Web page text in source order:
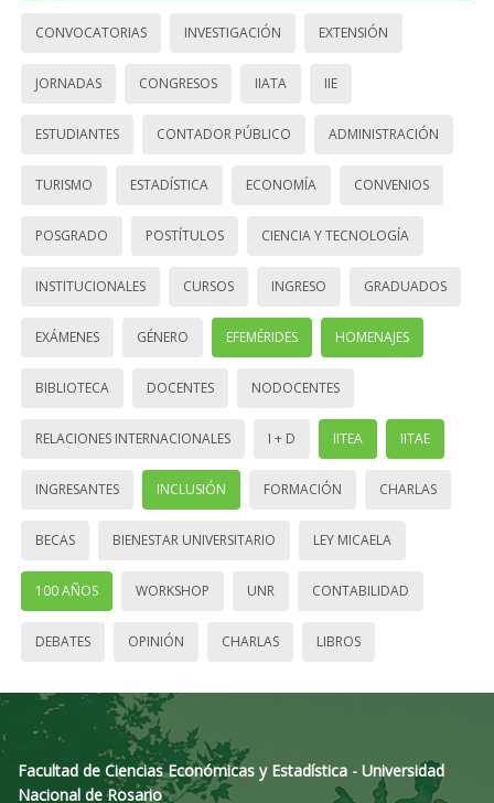
CONVOCATORIAS INVESTIGACIÓN EXTENSIÓN
JORNADAS CONGRESOS IIATA IIE
ESTUDIANTES CONTADOR PÚBLICO ADMINISTRACIÓN
TURISMO ESTADÍSTICA ECONOMÍA CONVENIOS
POSGRADO POSTÍTULOS CIENCIA Y TECNOLOGÍA
INSTITUCIONALES CURSOS INGRESO GRADUADOS
EXÁMENES GÉNERO EFEMÉRIDES HOMENAJES
BIBLIOTECA DOCENTES NODOCENTES
RELACIONES INTERNACIONALES I + D IITEA IITAE
INGRESANTES INCLUSIÓN FORMACIÓN CHARLAS
BECAS BIENESTAR UNIVERSITARIO LEY MICAELA
100 AÑOS WORKSHOP UNR CONTABILIDAD
DEBATES OPINIÓN CHARLAS LIBROS
Facultad de Ciencias Económicas y Estadística - Universidad
Nacional de Rosario